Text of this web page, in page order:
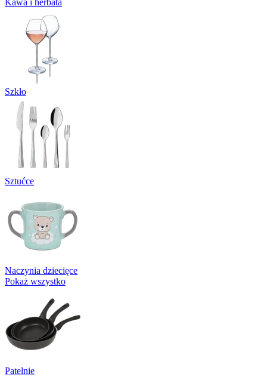
Kawa i herbata
Szkło
Sztućce
Naczynia dziecięce
Pokaż wszystko
Patelnie